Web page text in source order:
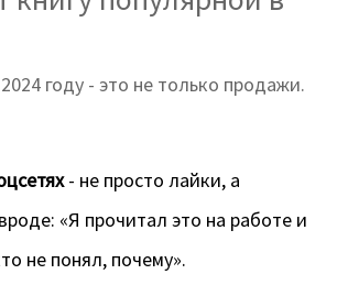
году - это не только продажи.
- не просто лайки, а
«Я прочитал это на работе и
не понял, почему».